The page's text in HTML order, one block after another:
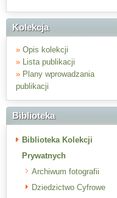
Kolekcja
» Opis kolekcji
» Lista publikacji
» Plany wprowadzania
publikacji
Biblioteka
Biblioteka Kolekcji
Prywatnych
Archiwum fotografii
Dziedzictwo Cyfrowe